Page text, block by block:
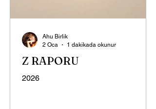
Z RAPORU
2026
Ahu Birlik
2 Oca
1 dakikada okunur